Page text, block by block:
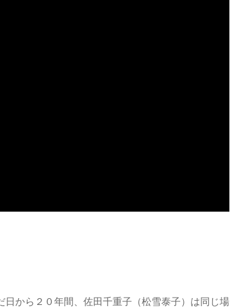
から２０年間、佐田千重子（松雪泰子）は同じ場